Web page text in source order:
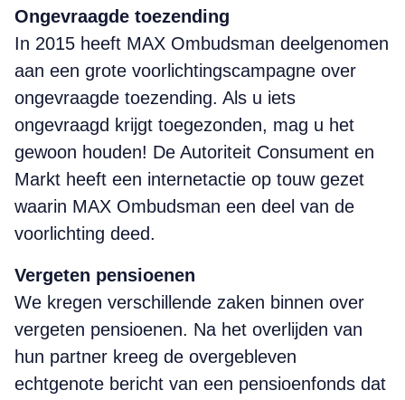
Ongevraagde toezending
In 2015 heeft MAX Ombudsman deelgenomen
aan een grote voorlichtingscampagne over
ongevraagde toezending. Als u iets
ongevraagd krijgt toegezonden, mag u het
gewoon houden! De Autoriteit Consument en
Markt heeft een internetactie op touw gezet
waarin MAX Ombudsman een deel van de
voorlichting deed.
Vergeten pensioenen
We kregen verschillende zaken binnen over
vergeten pensioenen. Na het overlijden van
hun partner kreeg de overgebleven
echtgenote bericht van een pensioenfonds dat